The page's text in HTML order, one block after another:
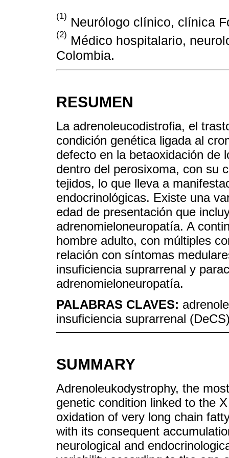
(1) Neurólogo clínico, clínica
(2) Médico hospitalario,
Colombia.
RESUMEN
La adrenoleucodistrofia, el
condición genética ligada al
defecto en la betaoxidación de
dentro del perosixoma, con su
tejidos, lo que lleva a
endocrinológicas. Existe una
edad de presentación que
adrenomieloneuropatía. A
hombre adulto, con múltiples
relación con síntomas
insuficiencia suprarrenal y
adrenomieloneuropatía.
PALABRAS CLAVES:
insuficiencia suprarrenal
SUMMARY
Adrenoleukodystrophy, the
genetic condition linked to the
oxidation of very long chain
with its consequent
neurological and